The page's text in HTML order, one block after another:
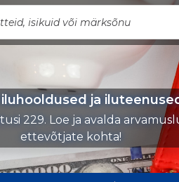
ja
229. Loe ja avalda
ettevõtjate kohta!